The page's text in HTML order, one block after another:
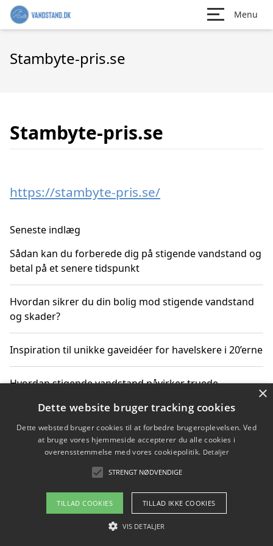
Menu
Stambyte-pris.se
Stambyte-pris.se
https://stambyte-pris.se/
Seneste indlæg
Sådan kan du forberede dig på stigende vandstand og
betal på et senere tidspunkt
Hvordan sikrer du din bolig mod stigende vandstand
og skader?
Inspiration til unikke gaveidéer for havelskere i 20’erne
Hvordan stigende vandstand påvirker truede
Sådan vælger du de bedste vandrerygsække til
vandreture i Danmark
Copyright 2026 - Pilanto Aps
Om / kontakt
×
Dette website bruger tracking cookies
Dette websted bruger cookies til at forbedre brugeroplevelsen. Ved
at bruge vores hjemmeside accepterer du alle cookies i
overensstemmelse med vores cookiepolitik. Detaljer
STRENGT NØDVENDIGE
TILLAD COOKIES TILLAD IKKE COOKIES
VIS DETALJER